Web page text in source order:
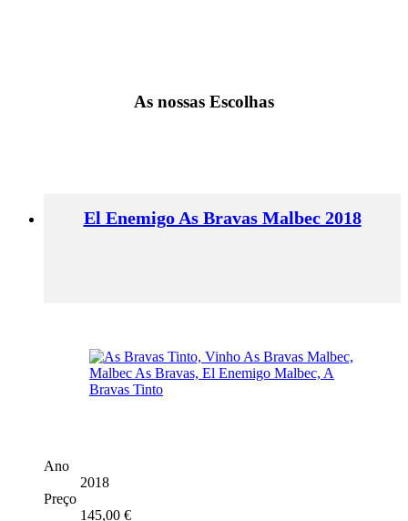
As nossas Escolhas
El Enemigo As Bravas Malbec 2018
Ano
2018
Preço
145,00 €